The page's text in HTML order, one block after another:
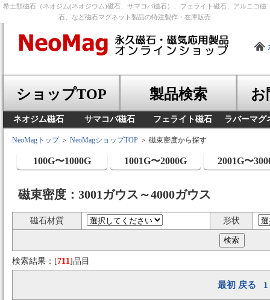
希土類磁石（ネオジム(ネオジウム)磁石、サマコバ磁石）、フェライト磁石、アルニコ磁
石、など磁石マグネット製品の特注製作・在庫販売
ショップTOP 製品検索 お
ネオジム磁石 サマコバ磁石 フェライト磁石 ラバーマグ
NeoMagトップ＞ NeoMagショップTOP ＞ 磁束密度から探す
100G〜1000G 1001G〜2000G 2001G〜
磁束密度：3001ガウス～4000ガウス
磁石材質 形状
検索結果：[711]品目
最初 戻る 1